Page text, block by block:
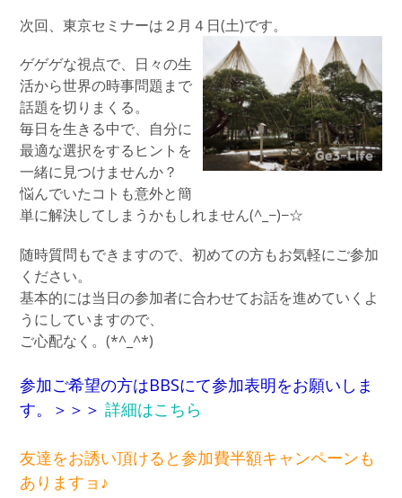
次回、東京セミナーは２月４日(土)です。
ゲゲゲな視点で、日々の生
活から世界の時事問題まで
話題を切りまくる。
毎日を生きる中で、自分に
最適な選択をするヒントを
一緒に見つけませんか？
悩んでいたコトも意外と簡
単に解決してしまうかもしれません(^_−)−☆
随時質問もできますので、初めての方もお気軽にご参加
ください。
基本的には当日の参加者に合わせてお話を進めていくよ
うにしていますので、
ご心配なく。(*^_^*)
参加ご希望の方はBBSにて参加表明をお願いしま
す。＞＞＞ 詳細はこちら
友達をお誘い頂けると参加費半額キャンペーンも
ありますョ♪